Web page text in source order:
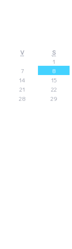
V
S
1
7
8
14
15
21
22
28
29